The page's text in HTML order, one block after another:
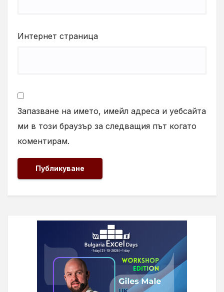
Интернет страница
Запазване на името, имейл адреса и уебсайта
ми в този браузър за следващия път когато
коментирам.